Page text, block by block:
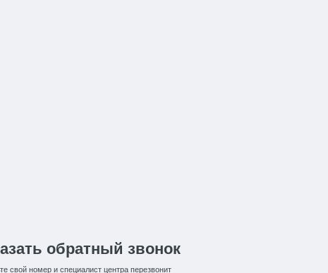
обратный звонок
свой номер и специалист центра перезвонит